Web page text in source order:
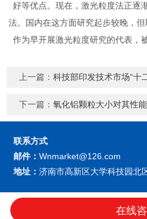
好等优点。现在，激光粒度法正逐
法。国内在这方面研究起步较晚，
作为早开展激光粒度研究的代表，
上一篇：科技部印发技术市场“十
下一篇：氧化铝颗粒大小对其性
联系方式
邮件：Wnmarket@126.com
地址：济南市高新区大学科技园北
济南微纳颗粒仪器股份有限公司
版权所
在线